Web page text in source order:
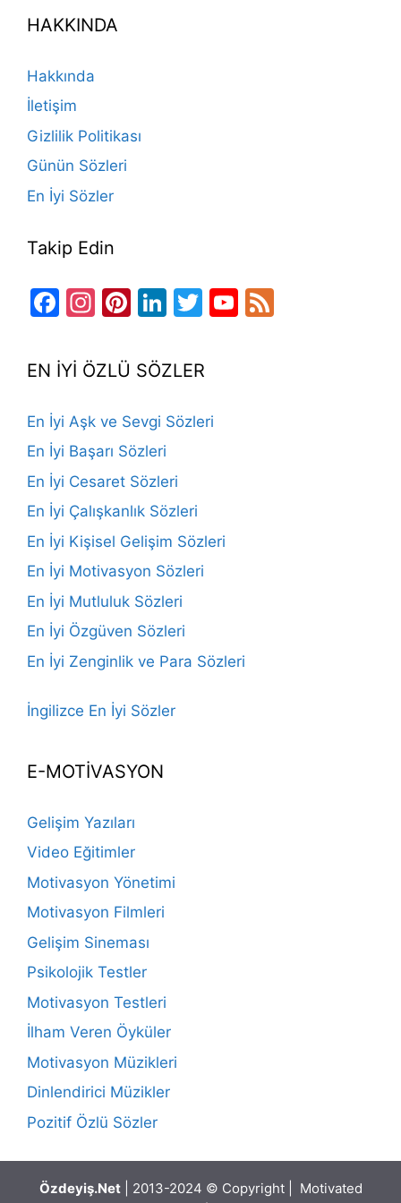
b
o
o
k
a
HAKKINDA
Hakkında
İletişim
Gizlilik Politikası
Günün Sözleri
En İyi Sözler
Takip Edin
Facebook
Instagram
Pinterest
LinkedIn
TwitterYouTube
EN İYİ ÖZLÜ SÖZLER
En İyi Aşk ve Sevgi Sözleri
En İyi Başarı Sözleri
En İyi Cesaret Sözleri
En İyi Çalışkanlık Sözleri
En İyi Kişisel Gelişim Sözleri
En İyi Motivasyon Sözleri
En İyi Mutluluk Sözleri
En İyi Özgüven Sözleri
En İyi Zenginlik ve Para Sözleri
İngilizce En İyi Sözler
E-MOTİVASYON
Gelişim Yazıları
Video Eğitimler
Motivasyon Yönetimi
Motivasyon Filmleri
Gelişim Sineması
Psikolojik Testler
Motivasyon Testleri
İlham Veren Öyküler
Motivasyon Müzikleri
Dinlendirici Müzikler
Pozitif Özlü Sözler
Özdeyiş.Net| 2013-2024 © Copyright | Motivated